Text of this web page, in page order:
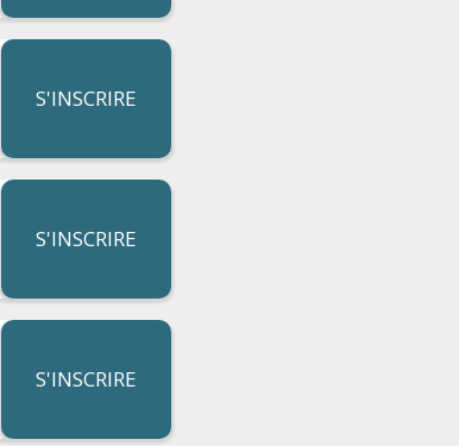
S'INSCRIRE
S'INSCRIRE
S'INSCRIRE